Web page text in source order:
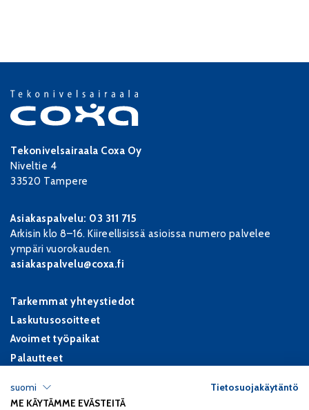
Tekonivelsairaala Coxa Oy
Niveltie 4
33520 Tampere
Asiakaspalvelu: 03 311 715
Arkisin klo 8–16. Kiireellisissä asioissa numero palvelee
ympäri vuorokauden.
asiakaspalvelu@coxa.fi
Tarkemmat yhteystiedot
Laskutusosoitteet
Avoimet työpaikat
Palautteet
Tietosuojaselosteet
suomi
Tietosuojakäytäntö
ME KÄYTÄMME EVÄSTEITÄ